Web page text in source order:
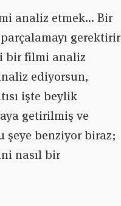
analiz etmek… Bir
gerektirir
bir filmi analiz
ediyorsun,
işte beylik
getirilmiş ve
şeye benziyor biraz;
nasıl bir